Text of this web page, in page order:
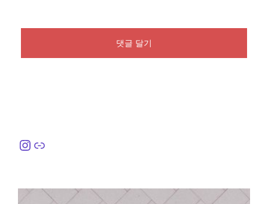
Instagram
링크